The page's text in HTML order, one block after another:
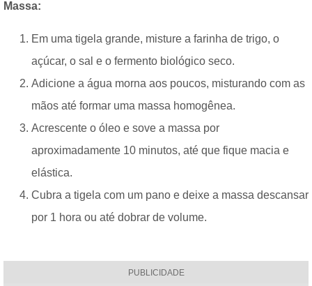
Massa:
Em uma tigela grande, misture a farinha de trigo, o
açúcar, o sal e o fermento biológico seco.
Adicione a água morna aos poucos, misturando com as
mãos até formar uma massa homogênea.
Acrescente o óleo e sove a massa por
aproximadamente 10 minutos, até que fique macia e
elástica.
Cubra a tigela com um pano e deixe a massa descansar
por 1 hora ou até dobrar de volume.
PUBLICIDADE